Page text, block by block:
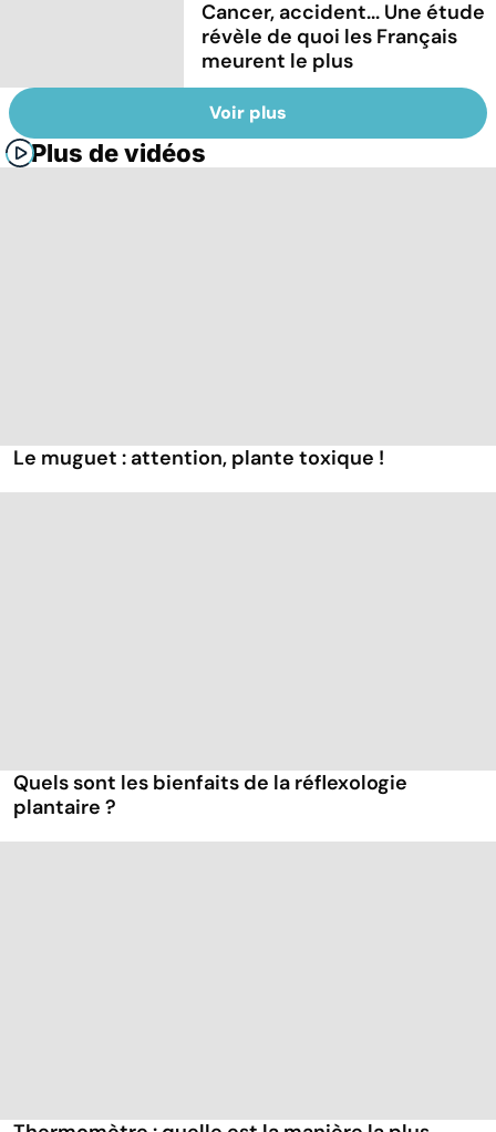
Cancer, accident... Une étude
révèle de quoi les Français
meurent le plus
Voir plus
Plus de vidéos
Le muguet : attention, plante toxique !
Quels sont les bienfaits de la réflexologie
plantaire ?